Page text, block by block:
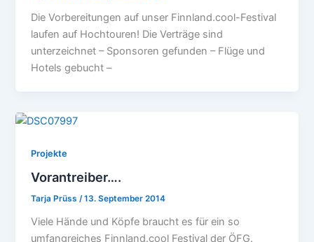
Die Vorbereitungen auf unser Finnland.cool-Festival
laufen auf Hochtouren! Die Verträge sind
unterzeichnet – Sponsoren gefunden – Flüge und
Hotels gebucht –
Projekte
Vorantreiber….
Tarja Prüss/13. September 2014
Viele Hände und Köpfe braucht es für ein so
umfangreiches Finnland.cool Festival der ÖFG.